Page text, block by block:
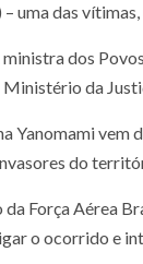
uma das
dos
da
Yanomami
do
Força Aérea
o ocorrido e